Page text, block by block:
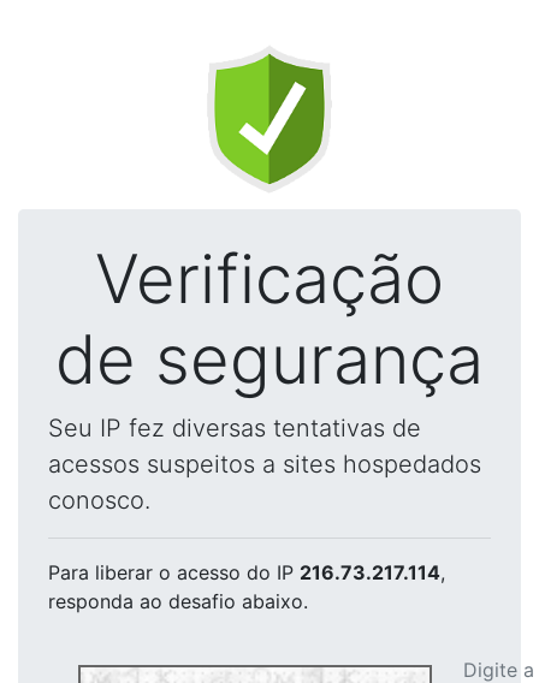
Verificação
de segurança
Seu IP fez diversas tentativas de
acessos suspeitos a sites hospedados
conosco.
Para liberar o acesso do IP 216.73.217.114,
responda ao desafio abaixo.
Digite